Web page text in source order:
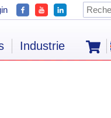
Industrie